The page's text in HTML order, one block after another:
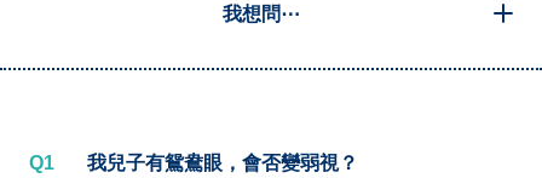
我想問⋯
Q1 我兒子有鴛鴦眼，會否變弱視？